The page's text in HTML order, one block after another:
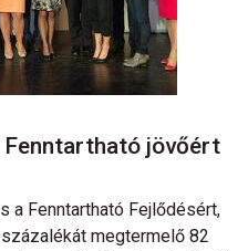
jövőért
a Fenntartható Fejlődésért,
megtermelő 82